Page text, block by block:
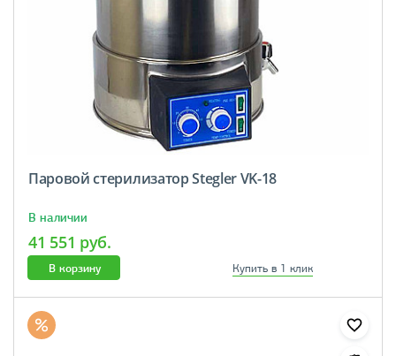
Паровой стерилизатор Stegler VK-18
В наличии
41 551 руб.
В корзину Купить в 1 клик